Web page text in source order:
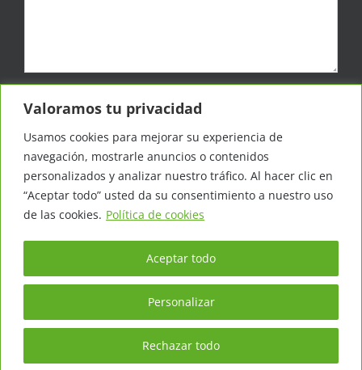
Valoramos tu privacidad
Usamos cookies para mejorar su experiencia de
navegación, mostrarle anuncios o contenidos
personalizados y analizar nuestro tráfico. Al hacer clic en
“Aceptar todo” usted da su consentimiento a nuestro uso
de las cookies. Política de cookies
Personalizar
Rechazar todo
Aceptar todo
solicitud que me envíes y ofrecerte información adicional en
futuros artículos | Legitimación: Tu consentimiento de forma
expresa | Destinatario: IRISEM, S.L. | Derechos: Tienes derecho al
acceso, rectificación, supresión, limitación, portabilidad y olvido,
para más información accede a la política de privacidad.
Acepto lapolítica de privacidad
Todos los derechos reservados - IRISEM, S.L. by